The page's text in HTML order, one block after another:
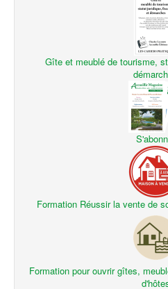
Gîte et meublé de tourisme,
Formation Réussir la vente de
Formation pour ouvrir gîtes,